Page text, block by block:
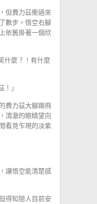
但費力茲衝過來
數步。悟空右腳
依舊掛著一個欣
什麼？！有什麼
」
費力茲大腳踢飛
清澈的眼睛望向
看見乍現的淡紫
讓悟空能清楚感
得知戀人目前安